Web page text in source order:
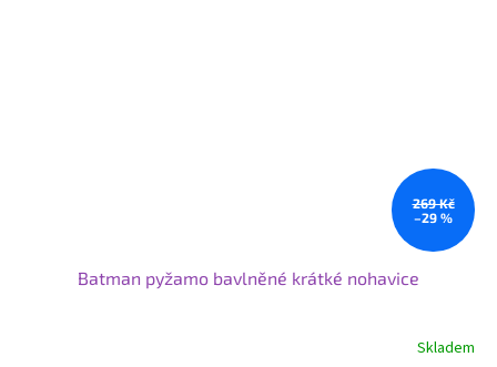
269 Kč
–29 %
Batman pyžamo bavlněné krátké nohavice
Skladem